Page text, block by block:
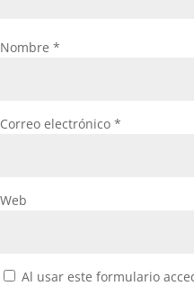
Nombre *
Correo electrónico *
Web
Al usar este formulario